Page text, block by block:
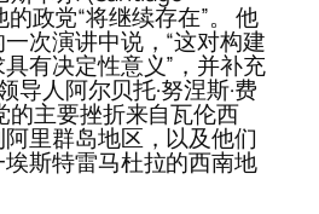
政党“将继续存在”。 他
次演讲中说，“这对构建
有决定性意义”，并补充
导人阿尔贝托·努涅斯·费
的主要挫折来自瓦伦西
里群岛地区，以及他们
斯特雷马杜拉的西南地